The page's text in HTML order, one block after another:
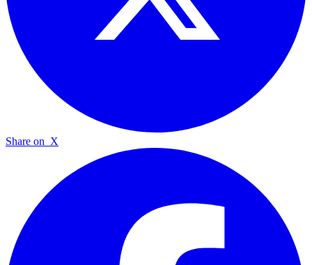
Share on X